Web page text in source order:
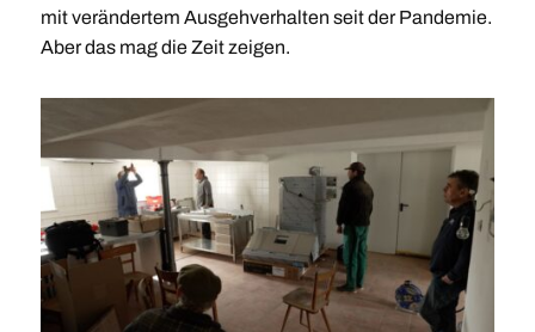
mit verändertem Ausgehverhalten seit der Pandemie.
Aber das mag die Zeit zeigen.